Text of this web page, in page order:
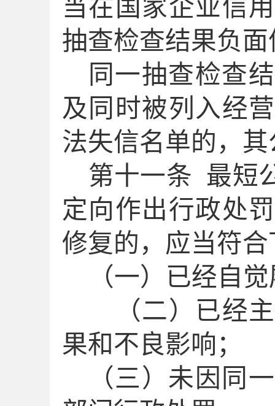
当在国家企业信
抽查检查结果负
同一抽查检查
及同时被列入经
法失信名单的，
第十一条 最短
定向作出行政处
修复的 ，应当符
（一）已经自
（二）已经
果和不良影响；
（三）未因同